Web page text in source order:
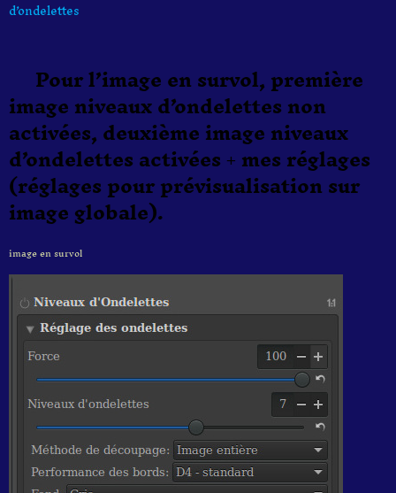
d’ondelettes
Pour l’image en survol, première
image niveaux d’ondelettes non
activées, deuxième image niveaux
d’ondelettes activées + mes réglages
(réglages pour prévisualisation sur
image globale).
image en survol